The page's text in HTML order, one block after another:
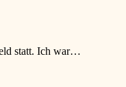
statt. Ich war…